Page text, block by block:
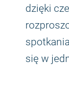
dzięki
się w